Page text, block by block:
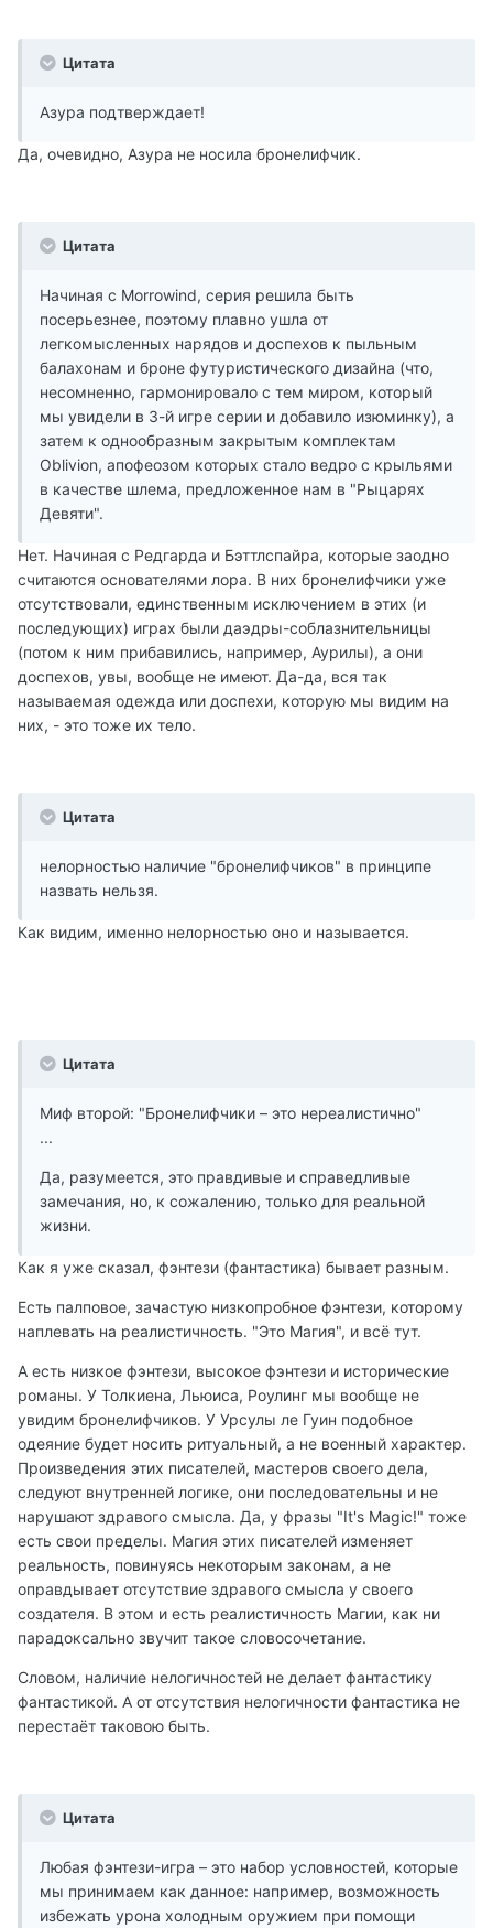
Цитата
Азура подтверждает!
Да, очевидно, Азура не носила бронелифчик.
Цитата
Начиная с Morrowind, серия решила быть
посерьезнее, поэтому плавно ушла от
легкомысленных нарядов и доспехов к пыльным
балахонам и броне футуристического дизайна (что,
несомненно, гармонировало с тем миром, который
мы увидели в 3-й игре серии и добавило изюминку), а
затем к однообразным закрытым комплектам
Oblivion, апофеозом которых стало ведро с крыльями
в качестве шлема, предложенное нам в "Рыцарях
Девяти".
Нет. Начиная с Редгарда и Бэттлспайра, которые заодно
считаются основателями лора. В них бронелифчики уже
отсутствовали, единственным исключением в этих (и
последующих) играх были даэдры-соблазнительницы
(потом к ним прибавились, например, Аурилы), а они
доспехов, увы, вообще не имеют. Да-да, вся так
называемая одежда или доспехи, которую мы видим на
них, - это тоже их тело.
Цитата
нелорностью наличие "бронелифчиков" в принципе
назвать нельзя.
Как видим, именно нелорностью оно и называется.
Цитата
Миф второй: "Бронелифчики – это нереалистично"
...
Да, разумеется, это правдивые и справедливые
замечания, но, к сожалению, только для реальной
жизни.
Как я уже сказал, фэнтези (фантастика) бывает разным.
Есть палповое, зачастую низкопробное фэнтези, которому
наплевать на реалистичность. "Это Магия", и всё тут.
А есть низкое фэнтези, высокое фэнтези и исторические
романы. У Толкиена, Льюиса, Роулинг мы вообще не
увидим бронелифчиков. У Урсулы ле Гуин подобное
одеяние будет носить ритуальный, а не военный характер.
Произведения этих писателей, мастеров своего дела,
следуют внутренней логике, они последовательны и не
нарушают здравого смысла. Да, у фразы "It's Magic!" тоже
есть свои пределы. Магия этих писателей изменяет
реальность, повинуясь некоторым законам, а не
оправдывает отсутствие здравого смысла у своего
создателя. В этом и есть реалистичность Магии, как ни
парадоксально звучит такое словосочетание.
Словом, наличие нелогичностей не делает фантастику
фантастикой. А от отсутствия нелогичности фантастика не
перестаёт таковою быть.
Цитата
Любая фэнтези-игра – это набор условностей, которые
мы принимаем как данное: например, возможность
избежать урона холодным оружием при помощи